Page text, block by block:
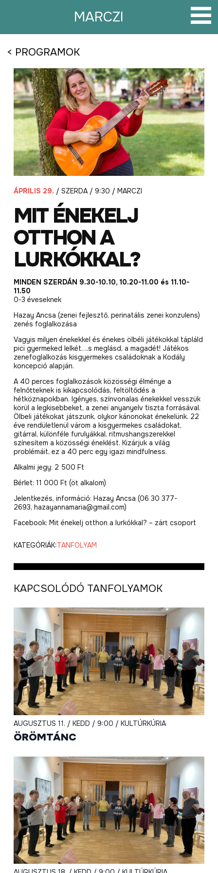
MARCZI
< PROGRAMOK
ÁPRILIS 29. / SZERDA / 9:30 / MARCZI
MIT ÉNEKELJ
OTTHON A
LURKÓKKAL?
MINDEN SZERDÁN 9.30-10.10, 10.20-11.00 és 11.10-
11.50
0-3 éveseknek
Hazay Ancsa (zenei fejlesztő, perinatális zenei konzulens)
zenés foglalkozása
Vagyis milyen énekekkel és énekes ölbéli játékokkal tápláld
pici gyermeked lelkét….s meglásd, a magadét! Játékos
zenefoglalkozás kisgyermekes családoknak a Kodály
koncepció alapján.
A 40 perces foglalkozások közösségi élménye a
felnőtteknek is kikapcsolódás, feltöltődés a
hétköznapokban. Igényes, színvonalas énekekkel vesszük
körül a legkisebbeket, a zenei anyanyelv tiszta forrásával.
Ölbeli játékokat játszunk, olykor kánonokat énekelünk. 22
éve rendületlenül várom a kisgyermekes családokat,
gitárral, különféle furulyákkal, ritmushangszerekkel
színesítem a közösségi éneklést. Kizárjuk a világ
problémáit, ez a 40 perc egy igazi mindfulness.
Alkalmi jegy: 2 500 Ft
Bérlet: 11 000 Ft (öt alkalom)
Jelentkezés, információ: Hazay Ancsa (06 30 377-
2693, hazayannamaria@gmail.com)
Facebook: Mit énekelj otthon a lurkókkal? – zárt csoport
KATEGÓRIÁK:TANFOLYAM
KAPCSOLÓDÓ TANFOLYAMOK
AUGUSZTUS 11. / KEDD / 9:00 / KULTÚRKÚRIA
ÖRÖMTÁNC